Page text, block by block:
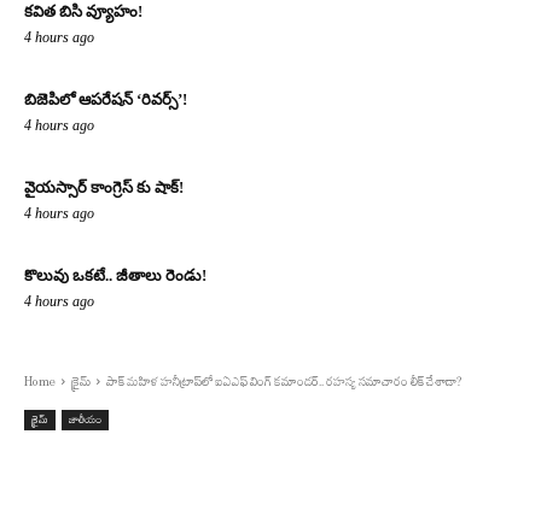
కవిత బిసి వ్యూహం!
4 hours ago
బిజెపిలో ఆపరేషన్ ‘రివర్స్’!
4 hours ago
వైయస్సార్ కాంగ్రెస్ కు షాక్!
4 hours ago
కొలువు ఒకటే.. జీతాలు రెండు!
4 hours ago